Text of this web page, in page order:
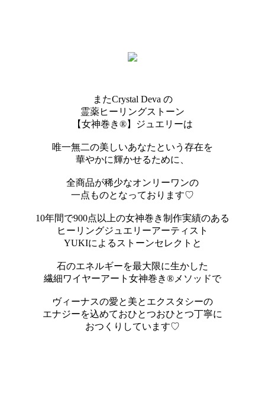
またCrystal Deva の
霊薬ヒーリングストーン
【女神巻き®】ジュエリーは
唯一無二の美しいあなたという存在を
華やかに輝かせるために、
全商品が稀少なオンリーワンの
一点ものとなっております♡
10年間で900点以上の女神巻き制作実績のある
ヒーリングジュエリーアーティスト
YUKIによるストーンセレクトと
石のエネルギーを最大限に生かした
繊細ワイヤーアート女神巻き®メソッドで
ヴィーナスの愛と美とエクスタシーの
エナジーを込めておひとつおひとつ丁寧に
おつくりしています♡